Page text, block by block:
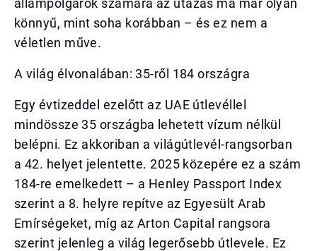
állampolgárok számára az utazás ma már olyan
könnyű, mint soha korábban – és ez nem a
véletlen műve.
A világ élvonalában: 35-ről 184 országra
Egy évtizeddel ezelőtt az UAE útlevéllel
mindössze 35 országba lehetett vízum nélkül
belépni. Ez akkoriban a világútlevél-rangsorban
a 42. helyet jelentette. 2025 közepére ez a szám
184-re emelkedett – a Henley Passport Index
szerint a 8. helyre repítve az Egyesült Arab
Emírségeket, míg az Arton Capital rangsora
szerint jelenleg a világ legerősebb útlevele. Ez